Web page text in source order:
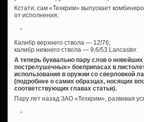
Кстати, сам «Техкрим» выпускает
от исполнения:
Калибр верхнего ствола — 12/76;
калибр нижнего ствола — 9,6/53 Lancaster.
А теперь буквально пару слов о
пострелушечных» боеприпасах в
использования в оружии со сверловкой
(подробнее о самих образцах, носящих
соответствующих главах статьи).
Пару лет назад ЗАО «Техкрим», развивая